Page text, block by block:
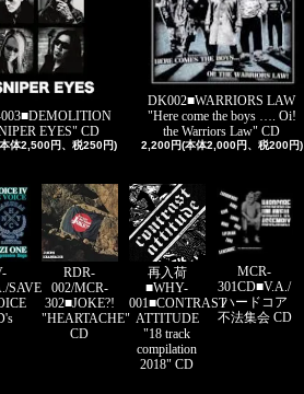
EYES" CD
体2,500円、税250円)
DK002■WARRIORS LAW
"Here come the boys …. Oi!
the Warriors Law" CD
2,200円(本体2,000円、税200円)
SAVE
RDR-
002/MCR-
302■JOKE?!
"HEARTACHE"
CD
再入荷
■WHY-
001■CONTRAST
ATTITUDE
"18 track
compilation
2018" CD
MCR-
301CD■V.A./
ハードコア
不法集会 CD